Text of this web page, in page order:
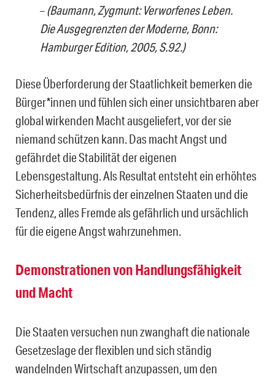
–(Baumann, Zygmunt: Verworfenes Leben.
Die Ausgegrenzten der Moderne, Bonn:
Hamburger Edition, 2005, S.92.)
Diese Überforderung der Staatlichkeit bemerken die
Bürger*innen und fühlen sich einer unsichtbaren aber
global wirkenden Macht ausgeliefert, vor der sie
niemand schützen kann. Das macht Angst und
gefährdet die Stabilität der eigenen
Lebensgestaltung. Als Resultat entsteht ein erhöhtes
Sicherheitsbedürfnis der einzelnen Staaten und die
Tendenz, alles Fremde als gefährlich und ursächlich
für die eigene Angst wahrzunehmen.
Demonstrationen von Handlungsfähigkeit
und Macht
Die Staaten versuchen nun zwanghaft die nationale
Gesetzeslage der flexiblen und sich ständig
wandelnden Wirtschaft anzupassen, um den